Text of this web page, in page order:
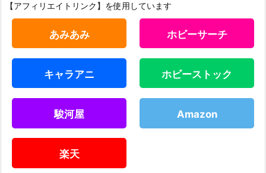
【アフィリエイトリンク】を使用しています
あみあみ ホビーサーチ
キャラアニ ホビーストック
駿河屋 Amazon
楽天